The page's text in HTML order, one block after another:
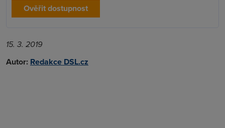
Ověřit dostupnost
15. 3. 2019
Autor: Redakce DSL.cz